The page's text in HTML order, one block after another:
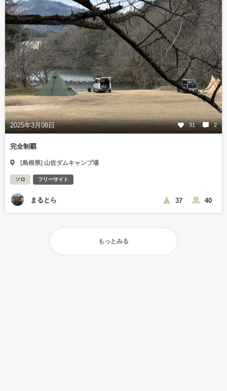
2025年3月08日 31 2
完全制覇
[島根県] 山佐ダムキャンプ場
ソロ フリーサイト
まるとら 37 40
もっとみる